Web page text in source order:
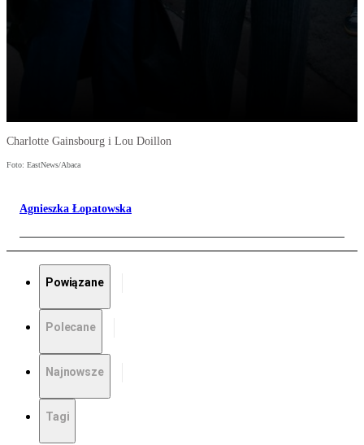
Charlotte Gainsbourg i Lou Doillon
Foto: EastNews/Abaca
Agnieszka Łopatowska
Powiązane
Polecane
Najnowsze
Tagi